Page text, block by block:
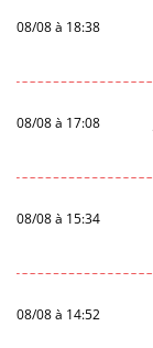
08/08 à 18:38
08/08 à 17:08
08/08 à 15:34
08/08 à 14:52